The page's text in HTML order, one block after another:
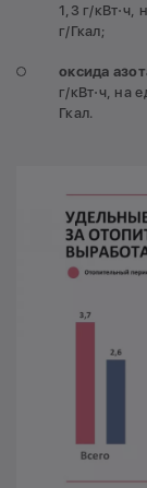
1,3 г/кВт⋅ч,
г/Гкал;
оксида
г/кВт⋅ч, на
Гкал.